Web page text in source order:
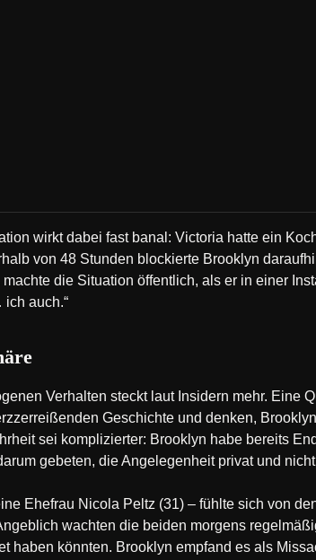
wirkt dabei fast banal: Victoria hatte ein
von 48 Stunden blockierte Brooklyn
die Situation öffentlich, als er in einer
auch.“
Verhalten steckt laut Insidern mehr. Eine
Geschichte und denken,
sei komplizierter: Brooklyn habe bereits
gebeten, die Angelegenheit privat und
Ehefrau Nicola Peltz (31) – fühlte sich von
wachten die beiden morgens
haben könnten. Brooklyn empfand es als